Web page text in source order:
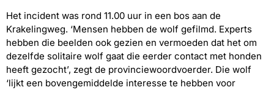
Het incident was rond 11.00 uur in een bos aan de
Krakelingweg. ‘Mensen hebben de wolf gefilmd. Experts
hebben die beelden ook gezien en vermoeden dat het om
dezelfde solitaire wolf gaat die eerder contact met honden
heeft gezocht’, zegt de provinciewoordvoerder. Die wolf
‘lijkt een bovengemiddelde interesse te hebben voor